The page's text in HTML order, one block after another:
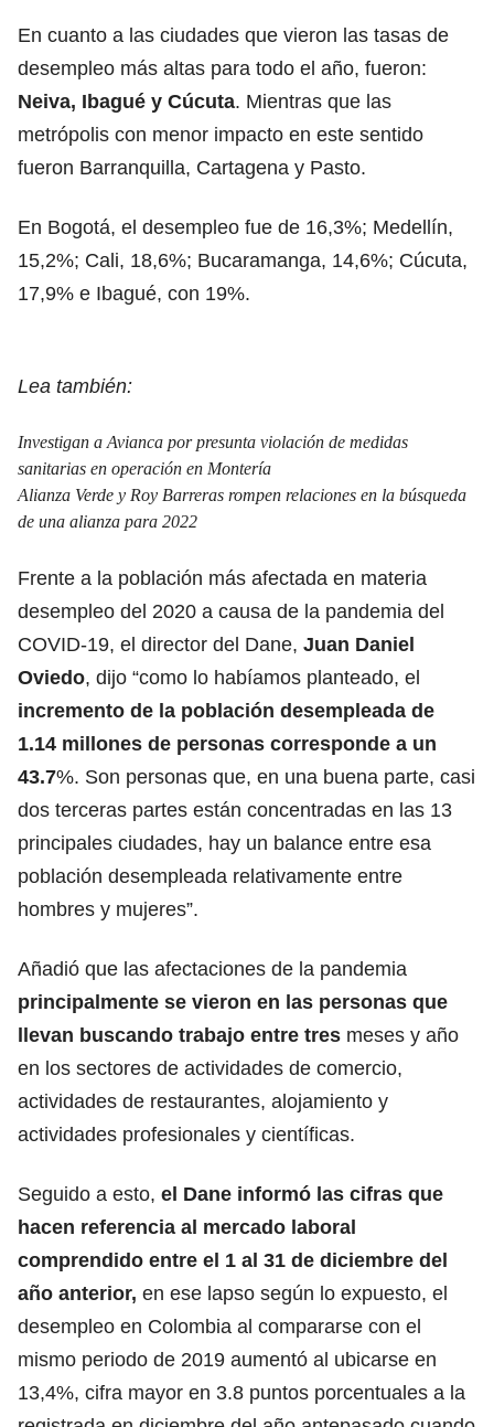
En cuanto a las ciudades que vieron las tasas de
desempleo más altas para todo el año, fueron:
Neiva, Ibagué y Cúcuta. Mientras que las
metrópolis con menor impacto en este sentido
fueron Barranquilla, Cartagena y Pasto.
En Bogotá, el desempleo fue de 16,3%; Medellín,
15,2%; Cali, 18,6%; Bucaramanga, 14,6%; Cúcuta,
17,9% e Ibagué, con 19%.
Lea también:
Investigan a Avianca por presunta violación de medidas
sanitarias en operación en Montería
Alianza Verde y Roy Barreras rompen relaciones en la búsqueda
de una alianza para 2022
Frente a la población más afectada en materia
desempleo del 2020 a causa de la pandemia del
COVID-19, el director del Dane, Juan Daniel
Oviedo, dijo “como lo habíamos planteado, el
incremento de la población desempleada de
1.14 millones de personas corresponde a un
43.7%. Son personas que, en una buena parte, casi
dos terceras partes están concentradas en las 13
principales ciudades, hay un balance entre esa
población desempleada relativamente entre
hombres y mujeres”.
Añadió que las afectaciones de la pandemia
principalmente se vieron en las personas que
llevan buscando trabajo entre tres meses y año
en los sectores de actividades de comercio,
actividades de restaurantes, alojamiento y
actividades profesionales y científicas.
Seguido a esto, el Dane informó las cifras que
hacen referencia al mercado laboral
comprendido entre el 1 al 31 de diciembre del
año anterior, en ese lapso según lo expuesto, el
desempleo en Colombia al compararse con el
mismo periodo de 2019 aumentó al ubicarse en
13,4%, cifra mayor en 3.8 puntos porcentuales a la